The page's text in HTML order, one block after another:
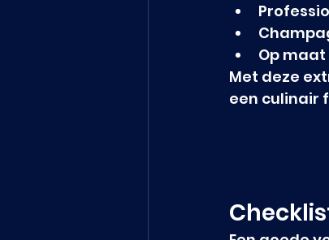
Op
Met deze
een culinair